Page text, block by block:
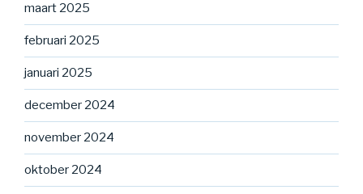
maart 2025
februari 2025
januari 2025
december 2024
november 2024
oktober 2024